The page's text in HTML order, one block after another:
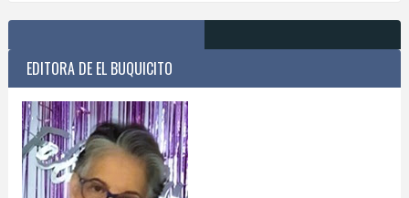
EDITORA DE EL BUQUICITO